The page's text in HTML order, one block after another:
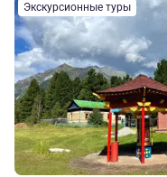
Экскурсионные туры